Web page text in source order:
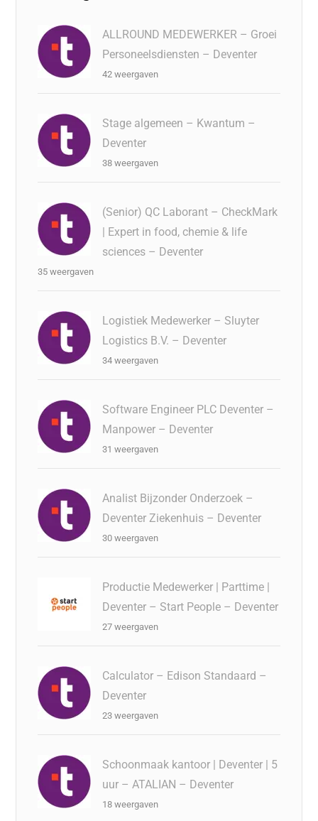
ALLROUND MEDEWERKER – Groei
Personeelsdiensten – Deventer
42 weergaven
Stage algemeen – Kwantum –
Deventer
38 weergaven
(Senior) QC Laborant – CheckMark
| Expert in food, chemie & life
sciences – Deventer
35 weergaven
Logistiek Medewerker – Sluyter
Logistics B.V. – Deventer
34 weergaven
Software Engineer PLC Deventer –
Manpower – Deventer
31 weergaven
Analist Bijzonder Onderzoek –
Deventer Ziekenhuis – Deventer
30 weergaven
Productie Medewerker | Parttime |
Deventer – Start People – Deventer
27 weergaven
Calculator – Edison Standaard –
Deventer
23 weergaven
Schoonmaak kantoor | Deventer | 5
uur – ATALIAN – Deventer
18 weergaven